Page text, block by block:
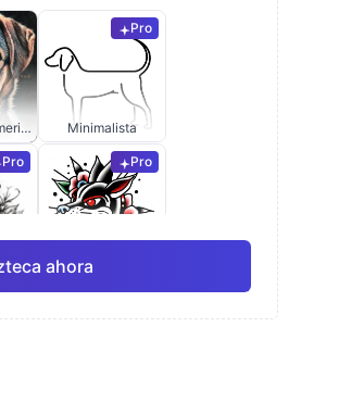
Tradicional americano
Pro
Minimalista
Pro Pro
Anime
ahora